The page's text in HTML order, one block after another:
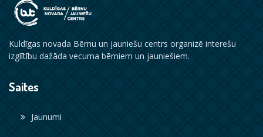
Kuldīgas novada Bērnu un jauniešu centrs organizē interešu
izglītību dažāda vecuma bērniem un jauniešiem.
Saites
Jaunumi